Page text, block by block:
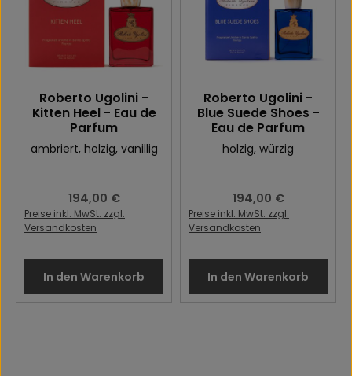
Roberto Ugolini -
Kitten Heel - Eau de
Parfum
ambriert, holzig, vanillig
Regulärer Preis:
194,00 €
Preise inkl. MwSt. zzgl.
Versandkosten
In den Warenkorb
Roberto Ugolini -
Blue Suede Shoes -
Eau de Parfum
holzig, würzig
Regulärer Preis:
194,00 €
Preise inkl. MwSt. zzgl.
Versandkosten
In den Warenkorb